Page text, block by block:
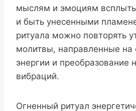
мыслям и эмоциям всплыть
и быть унесенными
ритуала можно повторять
молитвы, направленные на
энергии и преобразование
вибраций.
Огненный ритуал